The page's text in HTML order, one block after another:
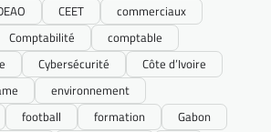
CEET
commerciaux
Comptabilité
comptable
Cybersécurité
Côte d’Ivoire
environnement
football formation
Gabon